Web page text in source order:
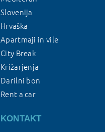
Slovenija
Hrvaška
Apartmaji in vile
City Break
Križarjenja
Darilni bon
Rent a car
KONTAKT